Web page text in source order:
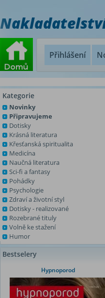
Přihlášení
Kategorie
Novinky
Připravujeme
Dotisky
Krásná literatura
Křesťanská spiritualita
Medicína
Naučná literatura
Sci-fi a fantasy
Pohádky
Psychologie
Zdraví a životní styl
Dotisky - realizované
Rozebrané tituly
Volně ke stažení
Humor
Bestselery
Hypnoporod